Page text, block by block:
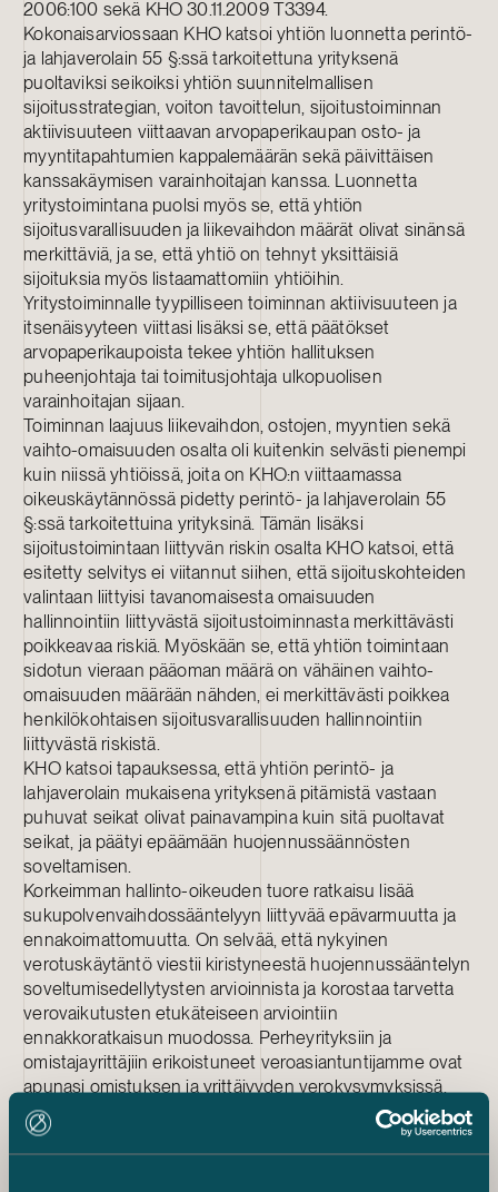
2006:100 sekä KHO 30.11.2009 T3394.
Kokonaisarviossaan KHO katsoi yhtiön luonnetta perintö-
ja lahjaverolain 55 §:ssä tarkoitettuna yrityksenä
puoltaviksi seikoiksi yhtiön suunnitelmallisen
sijoitusstrategian, voiton tavoittelun, sijoitustoiminnan
aktiivisuuteen viittaavan arvopaperikaupan osto- ja
myyntitapahtumien kappalemäärän sekä päivittäisen
kanssakäymisen varainhoitajan kanssa. Luonnetta
yritystoimintana puolsi myös se, että yhtiön
sijoitusvarallisuuden ja liikevaihdon määrät olivat sinänsä
merkittäviä, ja se, että yhtiö on tehnyt yksittäisiä
sijoituksia myös listaamattomiin yhtiöihin.
Yritystoiminnalle tyypilliseen toiminnan aktiivisuuteen ja
itsenäisyyteen viittasi lisäksi se, että päätökset
arvopaperikaupoista tekee yhtiön hallituksen
puheenjohtaja tai toimitusjohtaja ulkopuolisen
varainhoitajan sijaan.
Toiminnan laajuus liikevaihdon, ostojen, myyntien sekä
vaihto-omaisuuden osalta oli kuitenkin selvästi pienempi
kuin niissä yhtiöissä, joita on KHO:n viittaamassa
oikeuskäytännössä pidetty perintö- ja lahjaverolain 55
§:ssä tarkoitettuina yrityksinä. Tämän lisäksi
sijoitustoimintaan liittyvän riskin osalta KHO katsoi, että
esitetty selvitys ei viitannut siihen, että sijoituskohteiden
valintaan liittyisi tavanomaisesta omaisuuden
hallinnointiin liittyvästä sijoitustoiminnasta merkittävästi
poikkeavaa riskiä. Myöskään se, että yhtiön toimintaan
sidotun vieraan pääoman määrä on vähäinen vaihto-
omaisuuden määrään nähden, ei merkittävästi poikkea
henkilökohtaisen sijoitusvarallisuuden hallinnointiin
liittyvästä riskistä.
KHO katsoi tapauksessa, että yhtiön perintö- ja
lahjaverolain mukaisena yrityksenä pitämistä vastaan
puhuvat seikat olivat painavampina kuin sitä puoltavat
seikat, ja päätyi epäämään huojennussäännösten
soveltamisen.
Korkeimman hallinto-oikeuden tuore ratkaisu lisää
sukupolvenvaihdossääntelyyn liittyvää epävarmuutta ja
ennakoimattomuutta. On selvää, että nykyinen
verotuskäytäntö viestii kiristyneestä huojennussääntelyn
soveltumisedellytysten arvioinnista ja korostaa tarvetta
verovaikutusten etukäteiseen arviointiin
ennakkoratkaisun muodossa. Perheyrityksiin ja
omistajayrittäjiin erikoistuneet veroasiantuntijamme ovat
apunasi omistuksen ja yrittäjyyden verokysymyksissä.
Sukupolvenvaihdos Verotus